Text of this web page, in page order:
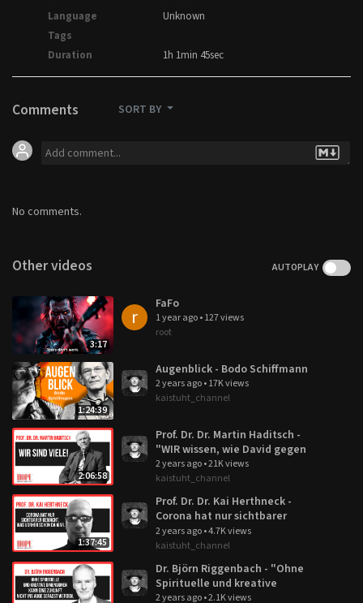
Language
Unknown
Tags
Duration
1h 1min 45sec
Comments SORT BY
No comments.
Other videos AUTOPLAY
3:17
r
FaFo
1 year ago•127 views
root
1:24:39
Augenblick - Bodo Schiffmann
2 years ago•17K views
kaistuht_channel
2:06:58
Prof. Dr. Dr. Martin Haditsch -
"WIR wissen, wie David gegen
Goliath ausgeht."
2 years ago•21K views
kaistuht_channel
1:37:45
Prof. Dr. Dr. Kai Herthneck -
Corona hat nur sichtbarer
gemacht, was vorher schon da
war.
2 years ago•4.7K views
kaistuht_channel
Dr. Björn Riggenbach - "Ohne
Spirituelle und kreative
Dimensionen, kann eine
2 years ago•2.1K views